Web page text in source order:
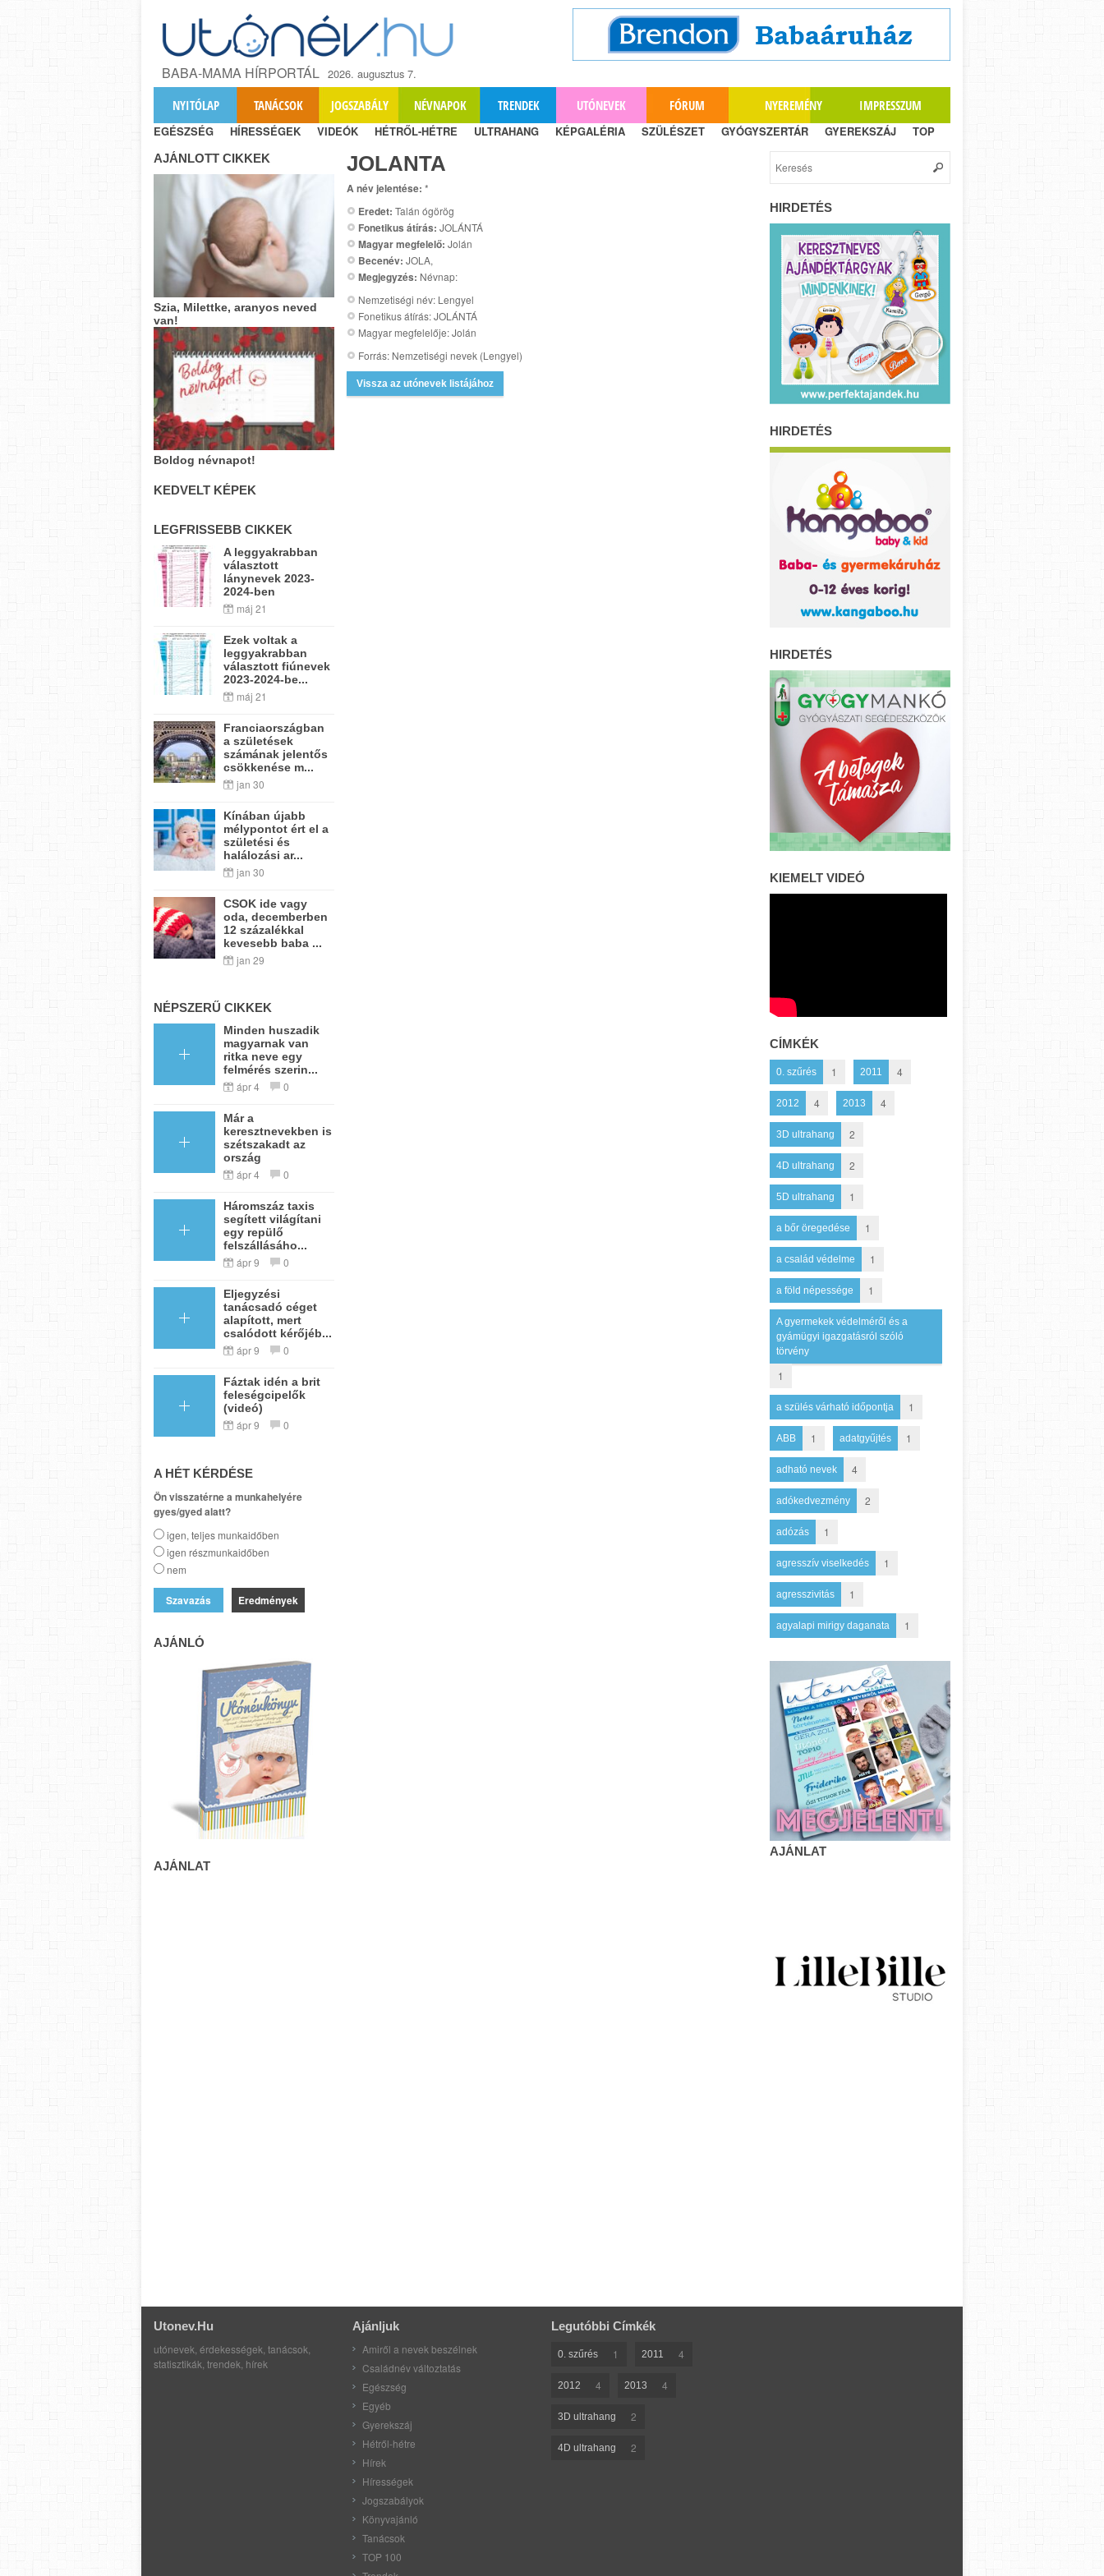
BABA-MAMA HÍRPORTÁL 2026. augusztus 7.
NYITÓLAP TANÁCSOK JOGSZABÁLY NÉVNAPOK TRENDEK UTÓNEVEK FÓRUM NYEREMÉNY IMPRESSZUM
EGÉSZSÉG HÍRESSÉGEK VIDEÓK HÉTRŐL-HÉTRE ULTRAHANG KÉPGALÉRIA SZÜLÉSZET GYÓGYSZERTÁR GYEREKSZÁJ TOP
JOLANTA
A név jelentése: *
Eredet: Talán ógörög
Fonetikus átírás: JOLÁNTÁ
Magyar megfelelő: Jolán
Becenév: JOLA,
Megjegyzés: Névnap:
Nemzetiségi név: Lengyel
Fonetikus átírás: JOLÁNTÁ
Magyar megfelelője: Jolán
Forrás: Nemzetiségi nevek (Lengyel)
Vissza az utónevek listájához
AJÁNLOTT CIKKEK
Szia, Milettke, aranyos neved
van!
Boldog névnapot!
KEDVELT KÉPEK
LEGFRISSEBB CIKKEK
A leggyakrabban
választott
lánynevek 2023-
2024-ben
máj 21
Ezek voltak a
leggyakrabban
választott fiúnevek
2023-2024-be...
máj 21
Franciaországban
a születések
számának jelentős
csökkenése m...
jan 30
Kínában újabb
mélypontot ért el a
születési és
halálozási ar...
jan 30
CSOK ide vagy
oda, decemberben
12 százalékkal
kevesebb baba ...
jan 29
NÉPSZERŰ CIKKEK
Minden huszadik
magyarnak van
ritka neve egy
felmérés szerin...
ápr 4 0
Már a
keresztnevekben is
szétszakadt az
ország
ápr 4 0
Háromszáz taxis
segített világítani
egy repülő
felszállásáho...
ápr 9 0
Eljegyzési
tanácsadó céget
alapított, mert
csalódott kérőjéb...
ápr 9 0
Fáztak idén a brit
feleségcipelők
(videó)
ápr 9 0
A HÉT KÉRDÉSE
Ön visszatérne a munkahelyére
gyes/gyed alatt?
igen, teljes munkaidőben
igen részmunkaidőben
nem
Eredmények
AJÁNLÓ
AJÁNLAT
HIRDETÉS
HIRDETÉS
HIRDETÉS
KIEMELT VIDEÓ
CÍMKÉK
0. szűrés 1 2011 4
2012 4 2013 4
3D ultrahang 2
4D ultrahang 2
5D ultrahang 1
a bőr öregedése 1
a család védelme 1
a föld népessége 1
A gyermekek védelméről és a
gyámügyi igazgatásról szóló
törvény
1
a szülés várható időpontja 1
ABB 1 adatgyűjtés 1
adható nevek 4
adókedvezmény 2
adózás 1
agresszív viselkedés 1
agresszivitás 1
agyalapi mirigy daganata 1
AJÁNLAT
Utonev.hu
utónevek, érdekességek, tanácsok,
statisztikák, trendek, hírek
Ajánljuk
Amiről a nevek beszélnek
Családnév változtatás
Egészség
Egyéb
Gyerekszáj
Hétről-hétre
Hírek
Hírességek
Jogszabályok
Könyvajánló
Tanácsok
TOP 100
Legutóbbi Címkék
0. szűrés 1 2011 4
2012 4 2013 4
3D ultrahang 2
4D ultrahang 2